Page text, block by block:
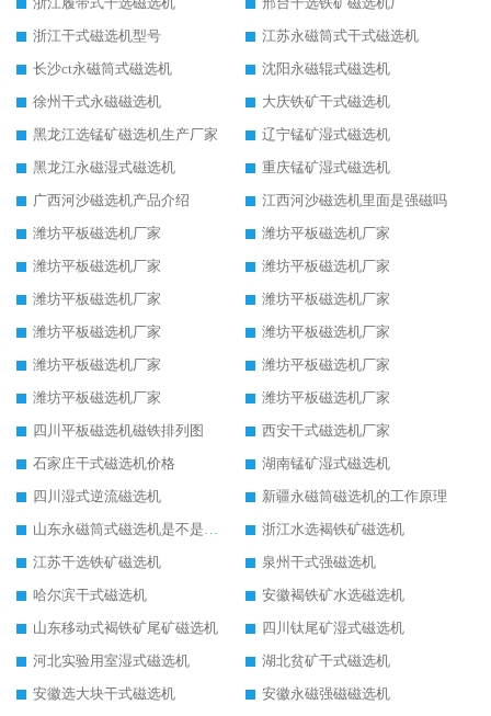
浙江干式磁选机型号
江苏永磁筒式干式磁选机
长沙ct永磁筒式磁选机
沈阳永磁辊式磁选机
徐州干式永磁磁选机
大庆铁矿干式磁选机
黑龙江选锰矿磁选机生产厂家
辽宁锰矿湿式磁选机
黑龙江永磁湿式磁选机
重庆锰矿湿式磁选机
广西河沙磁选机产品介绍
江西河沙磁选机里面是强磁吗
潍坊平板磁选机厂家
潍坊平板磁选机厂家
潍坊平板磁选机厂家
潍坊平板磁选机厂家
潍坊平板磁选机厂家
潍坊平板磁选机厂家
潍坊平板磁选机厂家
潍坊平板磁选机厂家
潍坊平板磁选机厂家
潍坊平板磁选机厂家
潍坊平板磁选机厂家
潍坊平板磁选机厂家
四川平板磁选机磁铁排列图
西安干式磁选机厂家
石家庄干式磁选机价格
湖南锰矿湿式磁选机
四川湿式逆流磁选机
新疆永磁筒磁选机的工作原理
山东永磁筒式磁选机是不是强磁
浙江水选褐铁矿磁选机
江苏干选铁矿磁选机
泉州干式强磁选机
哈尔滨干式磁选机
安徽褐铁矿水选磁选机
山东移动式褐铁矿尾矿磁选机
四川钛尾矿湿式磁选机
河北实验用室湿式磁选机
湖北贫矿干式磁选机
安徽选大块干式磁选机
安徽永磁强磁磁选机